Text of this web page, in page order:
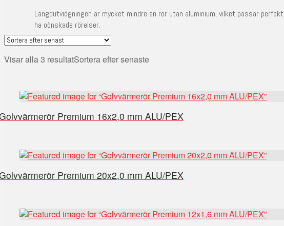
Längdutvidgningen är mycket mindre än rör utan aluminium, vilket passar
ha oönskade rörelser.
Visar alla 3 resultatSortera efter senaste
Premium 16x2,0 mm ALU/PEX
Premium 20x2,0 mm ALU/PEX